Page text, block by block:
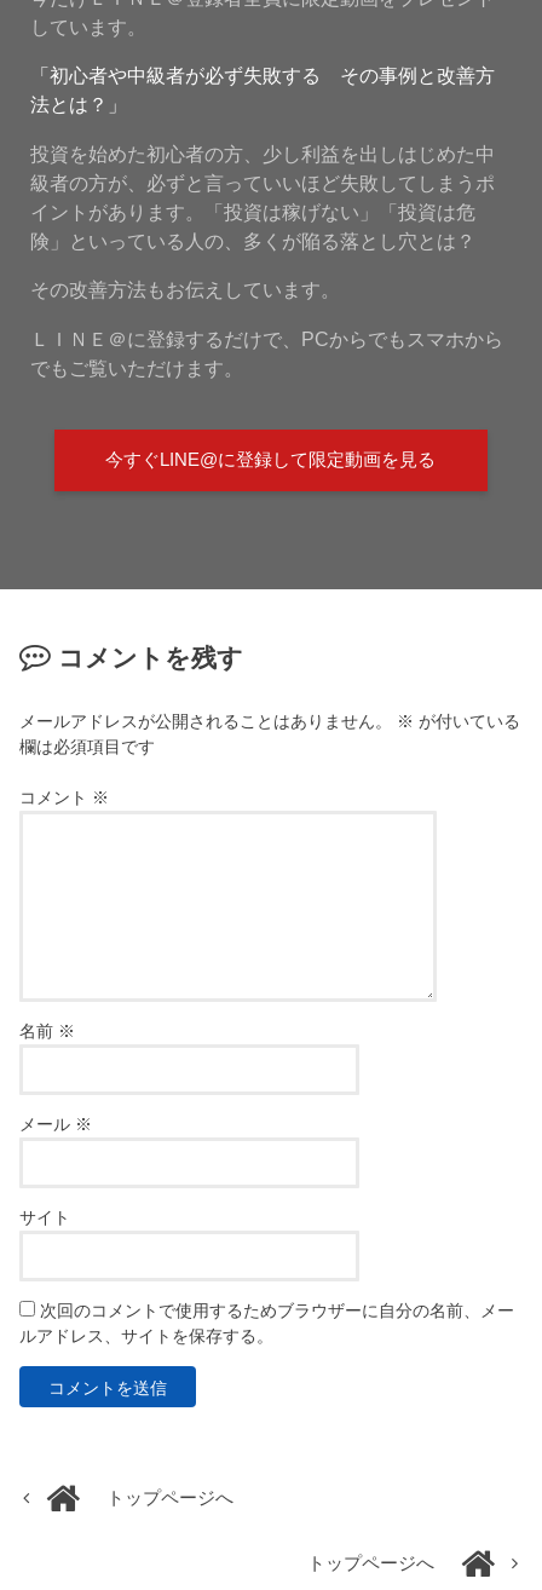
しています。
「初心者や中級者が必ず失敗する その事例と改善方
法とは？」
投資を始めた初心者の方、少し利益を出しはじめた中
級者の方が、必ずと言っていいほど失敗してしまうポ
イントがあります。「投資は稼げない」「投資は危
険」といっている人の、多くが陥る落とし穴とは？
その改善方法もお伝えしています。
ＬＩＮＥ＠に登録するだけで、PCからでもスマホから
でもご覧いただけます。
今すぐLINE@に登録して限定動画を見る
コメントを残す
メールアドレスが公開されることはありません。 ※ が付いている
欄は必須項目です
コメント ※
名前 ※
メール ※
サイト
次回のコメントで使用するためブラウザーに自分の名前、メー
ルアドレス、サイトを保存する。
トップページへ
トップページへ